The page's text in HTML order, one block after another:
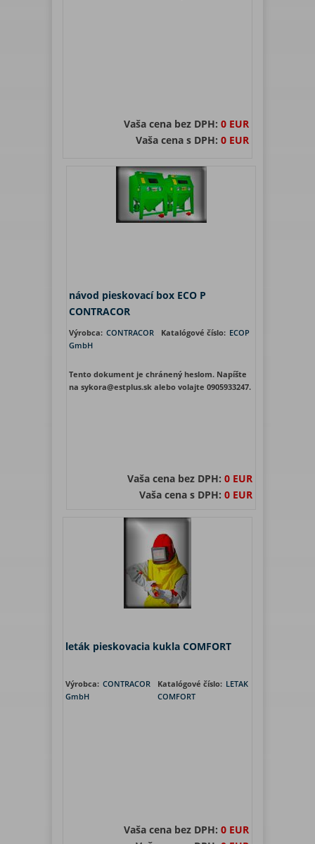
Vaša cena bez DPH: 0 EUR
Vaša cena s DPH: 0 EUR
návod pieskovací box ECO P
CONTRACOR
Výrobca: CONTRACOR
GmbH
Katalógové číslo: ECOP
Tento dokument je chránený heslom. Napíšte
na sykora@estplus.sk alebo volajte 0905933247.
Vaša cena bez DPH:0 EUR
Vaša cena s DPH:0 EUR
leták pieskovacia kukla COMFORT
Výrobca: CONTRACOR
GmbH
Katalógové číslo: LETAK
COMFORT
Vaša cena bez DPH: 0 EUR